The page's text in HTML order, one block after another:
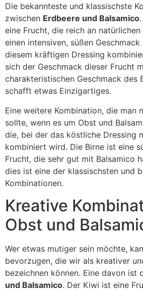
Die bekannteste und klassischste
zwischen Erdbeere und Balsamico
eine Frucht, die reich an
einen intensiven, süßen Geschmack
diesem kräftigen Dressing
sich der Geschmack dieser Frucht
charakteristischen Geschmack des
schafft etwas Einzigartiges.
Eine weitere Kombination, die man
sollte, wenn es um Obst und
die, bei der das köstliche Dressing
kombiniert wird. Die Birne ist eine
Frucht, die sehr gut mit Balsamico
dies ist eine der klassischsten und
Kombinationen.
Kreative
Obst und
Wer etwas mutiger sein möchte,
bevorzugen, die wir als kreativer
bezeichnen können. Eine davon ist
und Balsamico. Der Kiwi ist eine